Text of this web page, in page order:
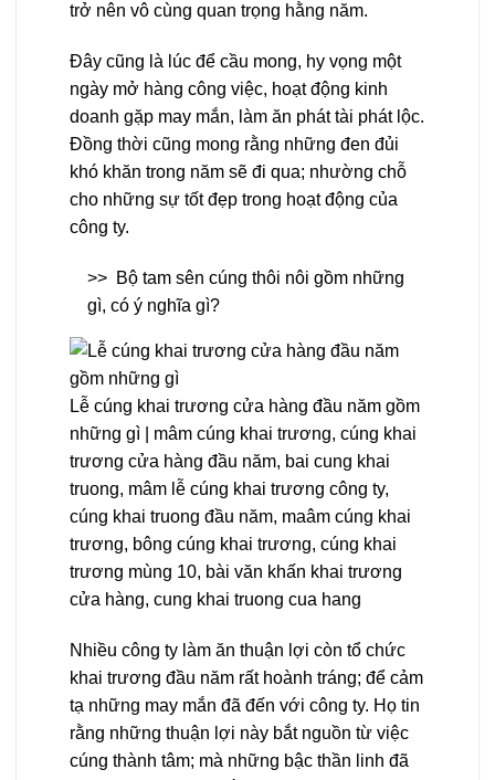
trở nên vô cùng quan trọng hằng năm.
Đây cũng là lúc để cầu mong, hy vọng một
ngày mở hàng công việc, hoạt động kinh
doanh gặp may mắn, làm ăn phát tài phát lộc.
Đồng thời cũng mong rằng những đen đủi
khó khăn trong năm sẽ đi qua; nhường chỗ
cho những sự tốt đẹp trong hoạt động của
công ty.
>> Bộ tam sên cúng thôi nôi gồm những
gì, có ý nghĩa gì?
Lễ cúng khai trương cửa hàng đầu năm gồm
những gì | mâm cúng khai trương, cúng khai
trương cửa hàng đầu năm, bai cung khai
truong, mâm lễ cúng khai trương công ty,
cúng khai truong đầu năm, maâm cúng khai
trương, bông cúng khai trương, cúng khai
trương mùng 10, bài văn khấn khai trương
cửa hàng, cung khai truong cua hang
Nhiều công ty làm ăn thuận lợi còn tổ chức
khai trương đầu năm rất hoành tráng; để cảm
tạ những may mắn đã đến với công ty. Họ tin
rằng những thuận lợi này bắt nguồn từ việc
cúng thành tâm; mà những bậc thần linh đã